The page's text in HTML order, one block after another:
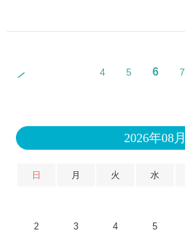
4 5 6 7
2026年08月
日 月 火 水
2 3 4 5